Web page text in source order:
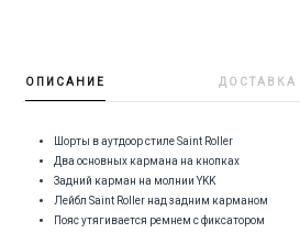
ОПИСАНИЕ ДОСТАВКА
Шорты в аутдоор стиле Saint Roller
Два основных кармана на кнопках
Задний карман на молнии YKK
Лейбл Saint Roller над задним карманом
Пояс утягивается ремнем с фиксатором